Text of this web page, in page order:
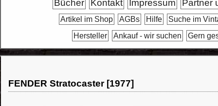
Bücher
Kontakt Impressum Partner
Artikel im Shop AGBs Hilfe
Suche im
Hersteller
Ankauf - wir suchen Gern
FENDER Stratocaster [1977]